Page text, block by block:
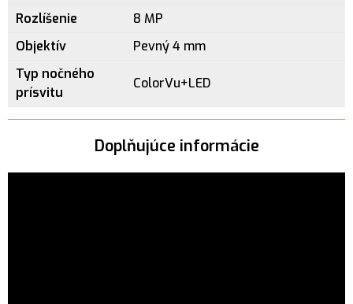
Rozlíšenie
8 MP
Objektív
Pevný 4 mm
Typ nočného
prísvitu
ColorVu+LED
Doplňujúce informácie